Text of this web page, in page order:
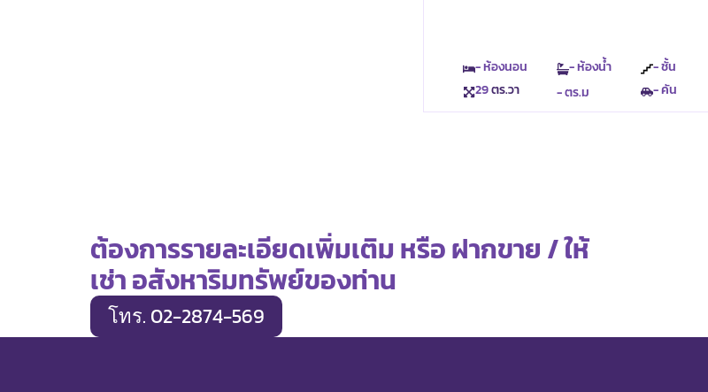
- ห้องนอน - ห้องน้ำ
- ชั้น
29ตร.วา - ตร.ม - คัน
ต้องการรายละเอียดเพิ่มเติม หรือ ฝากขาย / ให้
เช่า อสังหาริมทรัพย์ของท่าน
โทร. 02-2874-569